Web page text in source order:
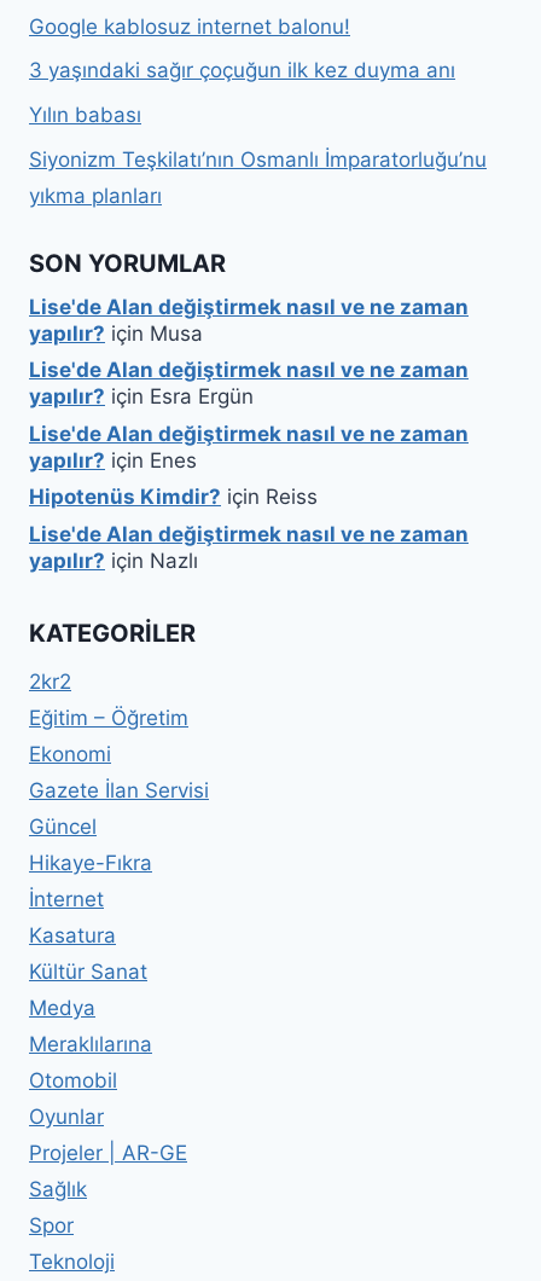
Google kablosuz internet balonu!
3 yaşındaki sağır çoçuğun ilk kez duyma anı
Yılın babası
Siyonizm Teşkilatı’nın Osmanlı İmparatorluğu’nu
yıkma planları
SON YORUMLAR
Lise'de Alan değiştirmek nasıl ve ne zaman
yapılır? için Musa
Lise'de Alan değiştirmek nasıl ve ne zaman
yapılır? için Esra Ergün
Lise'de Alan değiştirmek nasıl ve ne zaman
yapılır? için Enes
Hipotenüs Kimdir? için Reiss
Lise'de Alan değiştirmek nasıl ve ne zaman
yapılır? için Nazlı
KATEGORILER
2kr2
Eğitim – Öğretim
Ekonomi
Gazete İlan Servisi
Güncel
Hikaye-Fıkra
İnternet
Kasatura
Kültür Sanat
Medya
Meraklılarına
Otomobil
Oyunlar
Projeler | AR-GE
Sağlık
Spor
Teknoloji